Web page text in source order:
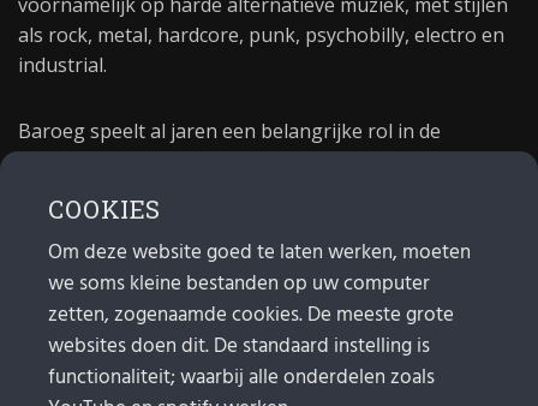
als rock, metal, hardcore, punk, psychobilly, electro en
industrial.
Baroeg speelt al jaren een belangrijke rol in de
culturele sector van Rotterdam. In 1981 begon Baroeg
poppodium 40 jaar.
MAIL
Algemeen: info@baroeg.nl
Bands & boeking: leon@baroeg.nl
COOKIES
Om deze website goed te laten werken, moeten
we soms kleine bestanden op uw computer
zetten, zogenaamde cookies. De meeste grote
websites doen dit. De standaard instelling is
functionaliteit; waarbij alle onderdelen zoals